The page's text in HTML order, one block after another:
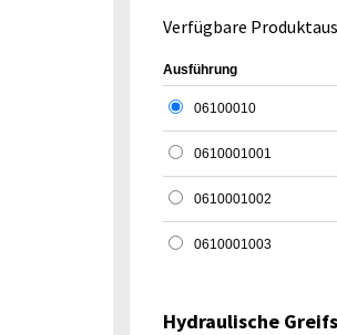
Verfügbare
Ausführung
06100010
0610001001
0610001002
0610001003
Hydraulische